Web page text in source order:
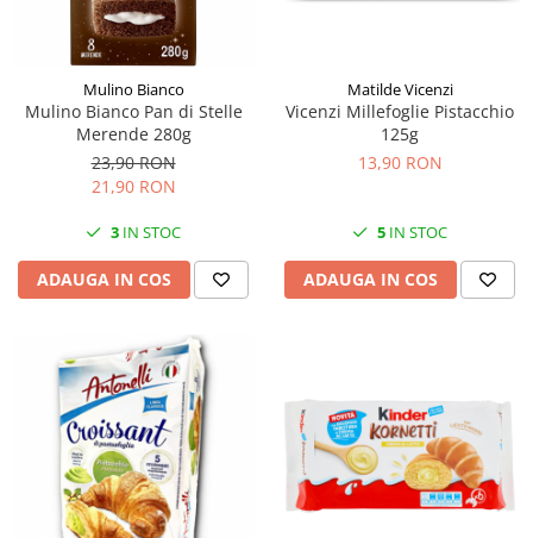
Mulino Bianco
Mulino Bianco Pan di Stelle
Merende 280g
23,90 RON
21,90 RON
3 IN STOC
ADAUGA IN COS
Matilde Vicenzi
Vicenzi Millefoglie Pistacchio
125g
13,90 RON
5 IN STOC
ADAUGA IN COS